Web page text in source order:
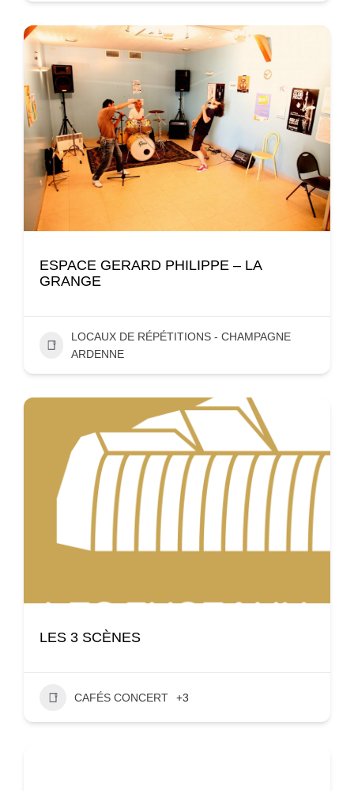
ESPACE GERARD PHILIPPE – LA
GRANGE
LOCAUX DE RÉPÉTITIONS - CHAMPAGNE
ARDENNE
LES 3 SCÈNES
CAFÉS CONCERT +3